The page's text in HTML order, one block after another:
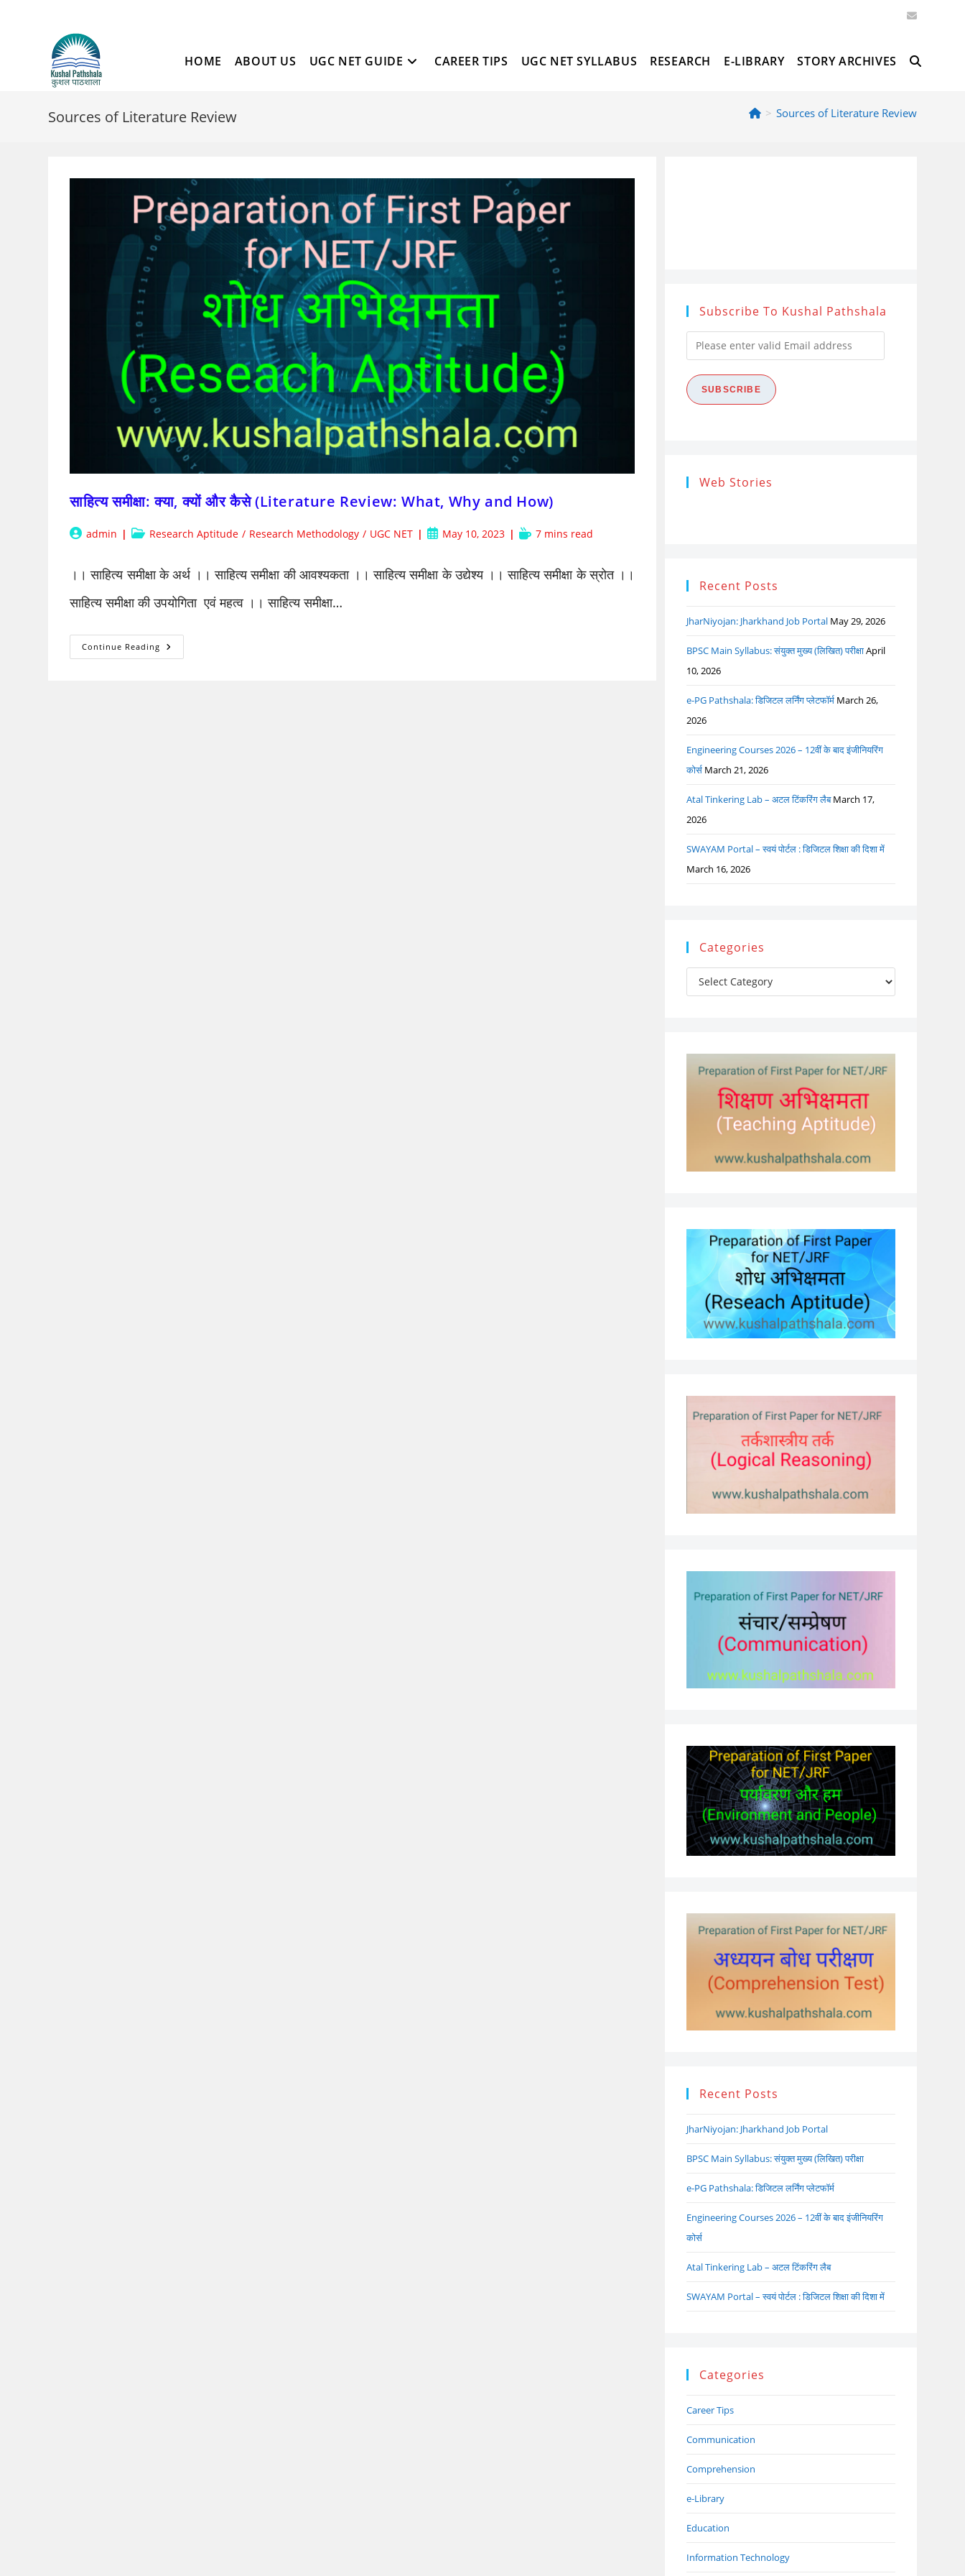
HOME ABOUT US UGC NET GUIDE CAREER TIPS UGC NET SYLLABUS RESEARCH E-LIBRARY STORY ARCHIVES TOGGLE
WEBSITE
Sources of Literature Review > Sources of Literature Review
साहित्य समीक्षा: क्या, क्यों और कैसे (Literature Review: What, Why and How)
Postadmin
PostResearch Aptitude / Research Methodology / UGC NET
PostMay 10, 2023
Reading
7 mins read
।। साहित्य समीक्षा के अर्थ ।। साहित्य समीक्षा की आवश्यकता ।। साहित्य समीक्षा के उद्येश्य ।। साहित्य समीक्षा के स्रोत ।।
साहित्य समीक्षा की उपयोगिता एवं महत्व ।। साहित्य समीक्षा…
Continue Reading साहित्य
समीक्षा:
Subscribe To Kushal Pathshala
Please
enter
valid
Email
SUBSCRIBE
Web Stories
Research
Ethics (शोध
Recent Posts
JharNiyojan: Jharkhand Job Portal May 29, 2026
BPSC Main Syllabus: संयुक्त मुख्य (लिखित) परीक्षाApril
10, 2026
e-PG Pathshala: डिजिटल लर्निंग प्लेटफॉर्म March 26,
2026
Engineering Courses 2026 – 12वीं के बाद इंजीनियरिंग
कोर्स March 21, 2026
Atal Tinkering Lab – अटल टिंकरिंग लैब March 17,
2026
SWAYAM Portal – स्वयं पोर्टल : डिजिटल शिक्षा की दिशा में
March 16, 2026
Categories
Categories
Recent Posts
JharNiyojan: Jharkhand Job Portal
BPSC Main Syllabus: संयुक्त मुख्य (लिखित) परीक्षा
e-PG Pathshala: डिजिटल लर्निंग प्लेटफॉर्म
Engineering Courses 2026 – 12वीं के बाद इंजीनियरिंग
कोर्स
Atal Tinkering Lab – अटल टिंकरिंग लैब
SWAYAM Portal – स्वयं पोर्टल : डिजिटल शिक्षा की दिशा में
Categories
Career Tips
Communication
Comprehension
e-Library
Education
Information Technology